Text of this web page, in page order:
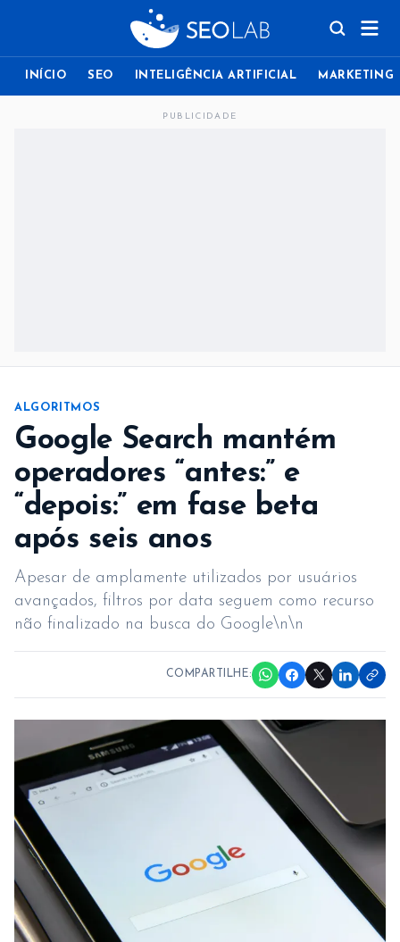
INÍCIO SEO INTELIGÊNCIA ARTIFICIAL MARKETING
PUBLICIDADE
ALGORITMOS
Google Search mantém
operadores “antes:” e
“depois:” em fase beta
após seis anos
Apesar de amplamente utilizados por usuários
avançados, filtros por data seguem como recurso
não finalizado na busca do Google\n\n
COMPARTILHE: